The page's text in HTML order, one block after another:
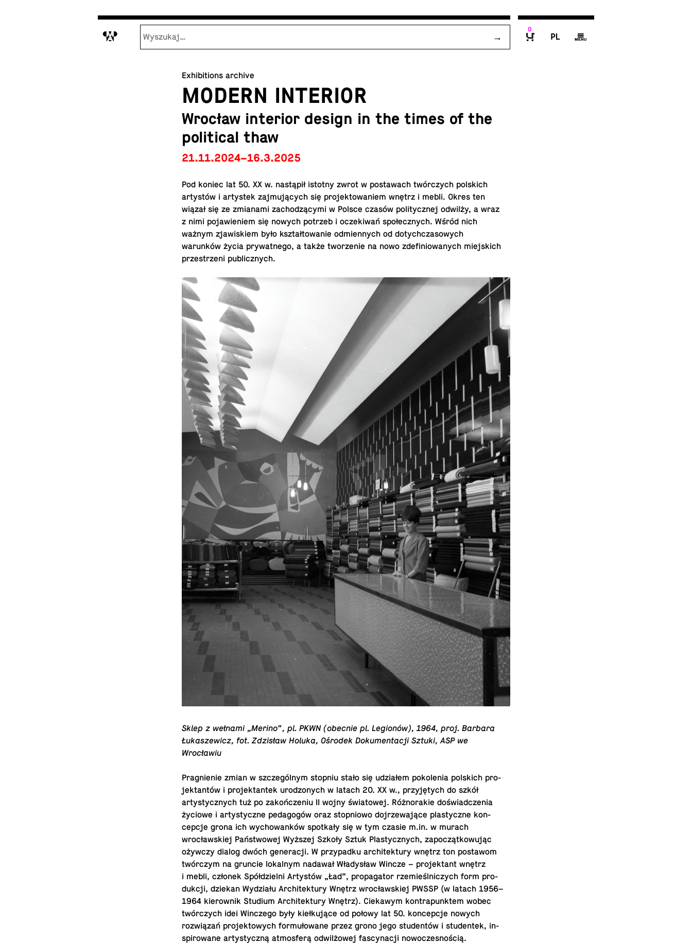
M
0
P g
Exhibitions archive
MODERN INTERIOR
Wrocław interior design in the times of the
political thaw
21.11.2024–16.3.2025
Pod koniec lat 50. XX w. nastąpił istotny zwrot w postawach twórczych pol­s­kich
artystów i artys­tek zajmujących się pro­jek­towaniem wnętrz i mebli. Okres ten
wiązał się ze zmi­anami zachodzącymi w Polsce czasów poli­ty­cznej odwilży, a wraz
z nimi po­jaw­ie­niem się nowych potrzeb i oczekiwań społecznych. Wśród nich
ważnym zjawiskiem było kształtowanie odmi­en­nych od doty­chcza­sowych
warunków życia pry­wat­nego, a także tworze­nie na nowo zdefin­iowanych miejs­kich
przestrzeni publicznych.
Sklep z wełnami „Merino”, pl. PKWN (obecnie pl. Legionów), 1964, proj. Barbara
Łukaszewicz, fot. Zdzisław Holuka, Ośrodek Doku­men­tacji Sztuki, ASP we
Wrocławiu
Prag­nie­nie zmian w szczególnym stopniu stało się udziałem pokole­nia pol­s­kich pro­
jek­tantów i pro­jek­tan­tek urod­zonych w latach 20. XX w., przyjętych do szkół
artysty­cznych tuż po zakończeniu II wojny świa­towej. Różnorakie doświad­czenia
życiowe i artysty­czne pedagogów oraz stop­niowo do­jrze­wające plas­ty­czne kon­
cepcje grona ich wychowanków spotkały się w tym czasie m.​in. w murach
wrocławskiej Państwowej Wyższej Szkoły Sztuk Plas­ty­cznych, zapoczątkowując
ożywczy dialog dwóch gen­er­acji. W przy­padku ar­chitek­tury wnętrz ton posta­wom
twórczym na gruncie lokalnym nadawał Władysław Wincze – pro­jek­tant wnętrz
i mebli, członek Spółdzielni Artystów „Ład”, prop­a­ga­tor rzemieślniczych form pro­
dukcji, dziekan Wydziału Ar­chitek­tury Wnętrz wrocławskiej PWSSP (w latach 1956–
1964 kierownik Studium Ar­chitek­tury Wnętrz). Ciekawym kon­tra­punk­tem wobec
twórczych idei Winczego były kiełkujące od połowy lat 50. kon­cepcje nowych
rozwiązań pro­jek­towych formułowane przez grono jego studentów i stu­den­tek, in­
spirowane artysty­czną at­mos­ferą odwilżowej fas­cy­nacji nowoczesnością.